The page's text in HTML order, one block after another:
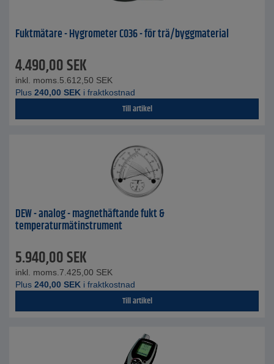
Fuktmätare - Hygrometer C036 - för trä/byggmaterial
4.490,00SEK
inkl. moms. 5.612,50 SEK
Plus 240,00 SEK i fraktkostnad
Till artikel
DEW - analog - magnethäftande fukt &
temperaturmätinstrument
5.940,00SEK
inkl. moms. 7.425,00 SEK
Plus 240,00 SEK i fraktkostnad
Till artikel